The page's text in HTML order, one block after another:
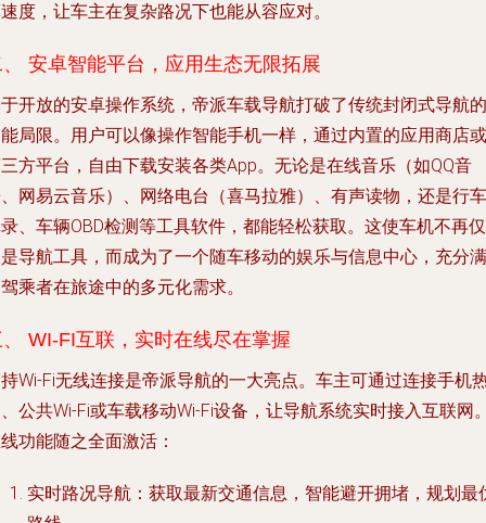
度，让车主在复杂路况下也能从容应对。
安卓智能平台，应用生态无限拓展
开放的安卓操作系统，帝派车载导航打破了传统封闭式导航的
局限。用户可以像操作智能手机一样，通过内置的应用商店或
方平台，自由下载安装各类App。无论是在线音乐（如QQ音
网易云音乐）、网络电台（喜马拉雅）、有声读物，还是行车
、车辆OBD检测等工具软件，都能轻松获取。这使车机不再仅
导航工具，而成为了一个随车移动的娱乐与信息中心，充分满
乘者在旅途中的多元化需求。
WI-FI互联，实时在线尽在掌握
Wi-Fi无线连接是帝派导航的一大亮点。车主可通过连接手机
公共Wi-Fi或车载移动Wi-Fi设备，让导航系统实时接入互联网
功能随之全面激活：
实时路况导航 ：获取最新交通信息，智能避开拥堵，规划最